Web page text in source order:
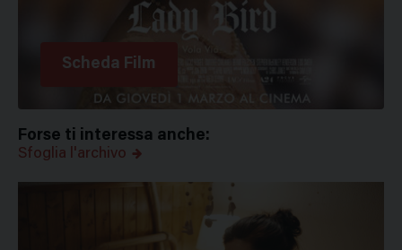
Scheda Film
Forse ti interessa anche:
Sfoglia l'archivo